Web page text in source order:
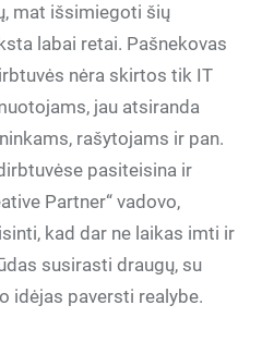
mat išsimiegoti šių
labai retai. Pašnekovas
nėra skirtos tik IT
jau atsiranda
rašytojams ir pan.
pasiteisina ir
Partner“ vadovo,
kad dar ne laikas imti ir
susirasti draugų, su
idėjas paversti realybe.